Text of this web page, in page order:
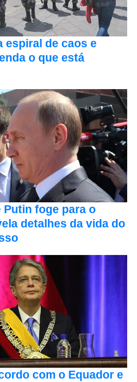
espiral de caos e
o que está
Putin foge para o
detalhes da vida do
com o Equador e